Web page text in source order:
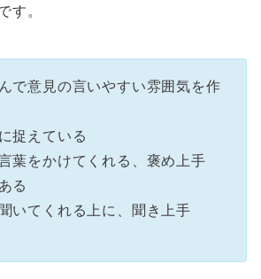
す。
で意見の言いやすい雰囲気を作
捉えている
葉をかけてくれる、褒め上手
る
聞いてくれる上に、聞き上手